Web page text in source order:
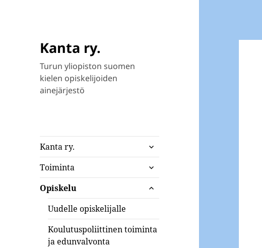
Kanta ry.
Turun yliopiston suomen
kielen opiskelijoiden
ainejärjestö
Kanta ry.
näytä
alavalikko
Toiminta
näytä
alavalikko
Opiskelu
näytä
alavalikko
Uudelle opiskelijalle
Koulutuspoliittinen toiminta
ja edunvalvonta